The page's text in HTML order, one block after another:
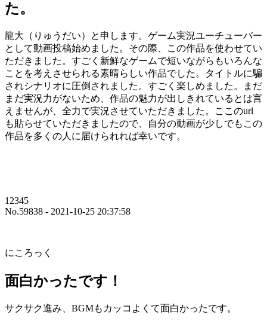
た。
龍大（りゅうだい）と申します。ゲーム実況ユーチューバー
として動画投稿始めました。その際、この作品を使わせてい
ただきました。すごく新鮮なゲームで短いながらもいろんな
ことを考えさせられる素晴らしい作品でした。タイトルに騙
されシナリオに圧倒されました。すごく楽しめました。まだ
まだ実況力がないため、作品の魅力が出しきれているとは言
えませんが、全力で実況させていただきました。ここのurl
も貼らせていただきましたので、自分の動画が少しでもこの
作品を多くの人に届けられれば幸いです。
12345
No.59838 - 2021-10-25 20:37:58
にころっく
面白かったです！
サクサク進み、BGMもカッコよくて面白かったです。